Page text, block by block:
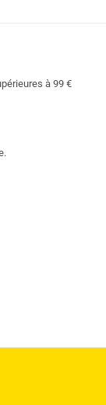
à 99 €